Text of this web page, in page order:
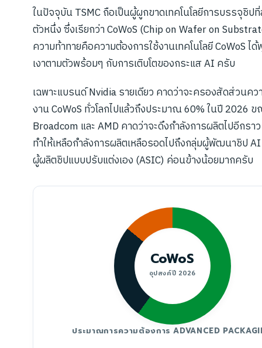
ในปัจจุบัน TSMC ถือเป็นผู้ผูกขาดเทคโนโลยีการบรรจุชิ
ตัวหนึ่ง ซึ่งเรียกว่า CoWoS (Chip on Wafer on
ความท้าทายคือความต้องการใช้งานเทคโนโลยี CoWoS ไ
เงาตามตัวพร้อมๆ กับการเติบโตของกระแส AI ครับ
เฉพาะแบรนด์ Nvidia รายเดียว คาดว่าจะครองสัดส่วนคว
งาน CoWoS ทั่วโลกไปแล้วถึงประมาณ 60% ในปี 2026
Broadcom และ AMD คาดว่าจะดึงกำลังการผลิตไปอีกรา
ทำให้เหลือกำลังการผลิตเหลือรอดไปถึงกลุ่มผู้พัฒนาชิป
ผู้ผลิตชิปแบบปรับแต่งเอง (ASIC) ค่อนข้างน้อยมากครับ
CoWoS
อุปสงค์ปี 2026
ประมาณการความต้องการ ADVANCED